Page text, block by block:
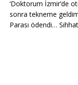
‘Doktorum İzmir’de
sonra tekneme
Parası ödendi…